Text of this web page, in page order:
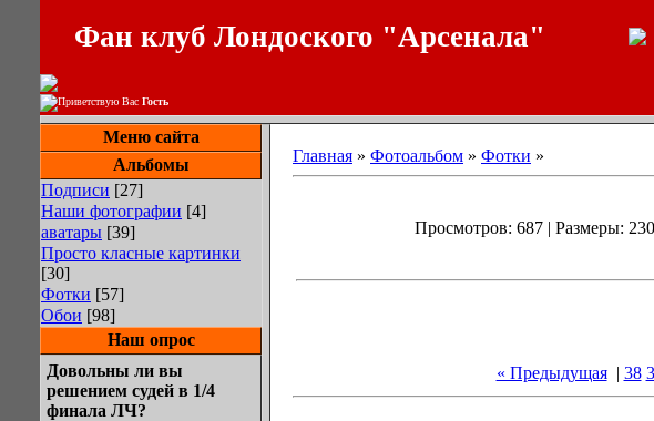
Фан клуб Лондоского "Арсенала"
Приветствую Вас Гость
Меню сайта
Альбомы
Подписи [27]
Наши фотографии [4]
аватары [39]
Просто класные картинки
[30]
Фотки [57]
Обои [98]
Наш опрос
Довольны ли вы
решением судей в 1/4
финала ЛЧ?
Главная » Фотоальбом » Фотки »
Просмотров: 687 | Размеры:
« Предыдущая| 38